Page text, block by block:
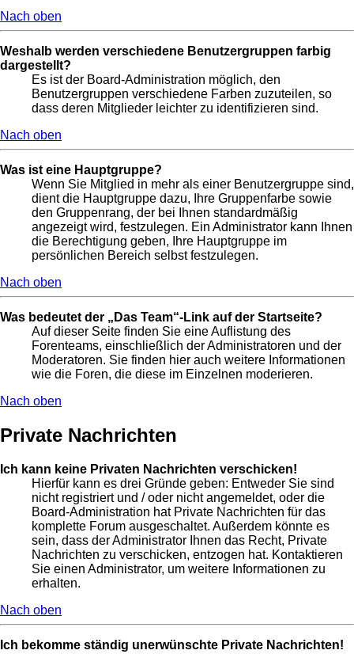
Nach oben
Weshalb werden verschiedene Benutzergruppen farbig
dargestellt?
Es ist der Board-Administration möglich, den
Benutzergruppen verschiedene Farben zuzuteilen, so
dass deren Mitglieder leichter zu identifizieren sind.
Nach oben
Was ist eine Hauptgruppe?
Wenn Sie Mitglied in mehr als einer Benutzergruppe sind,
dient die Hauptgruppe dazu, Ihre Gruppenfarbe sowie
den Gruppenrang, der bei Ihnen standardmäßig
angezeigt wird, festzulegen. Ein Administrator kann Ihnen
die Berechtigung geben, Ihre Hauptgruppe im
persönlichen Bereich selbst festzulegen.
Nach oben
Was bedeutet der „Das Team“-Link auf der Startseite?
Auf dieser Seite finden Sie eine Auflistung des
Forenteams, einschließlich der Administratoren und der
Moderatoren. Sie finden hier auch weitere Informationen
wie die Foren, die diese im Einzelnen moderieren.
Nach oben
Private Nachrichten
Ich kann keine Privaten Nachrichten verschicken!
Hierfür kann es drei Gründe geben: Entweder Sie sind
nicht registriert und / oder nicht angemeldet, oder die
Board-Administration hat Private Nachrichten für das
komplette Forum ausgeschaltet. Außerdem könnte es
sein, dass der Administrator Ihnen das Recht, Private
Nachrichten zu verschicken, entzogen hat. Kontaktieren
Sie einen Administrator, um weitere Informationen zu
erhalten.
Nach oben
Ich bekomme ständig unerwünschte Private Nachrichten!